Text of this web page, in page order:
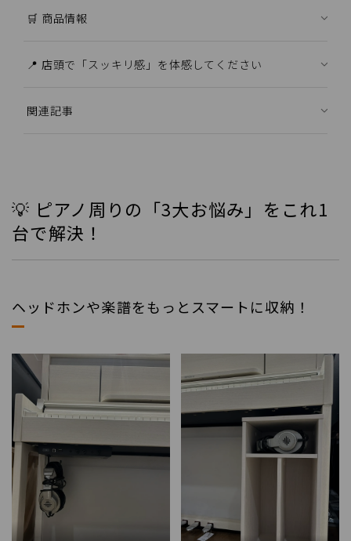
🛒 商品情報
📍 店頭で「スッキリ感」を体感してください
関連記事
💡 ピアノ周りの「3大お悩み」をこれ1
台で解決！
ヘッドホンや楽譜をもっとスマートに収納！